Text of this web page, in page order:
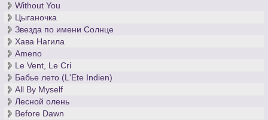
Without You
Цыганочка
Звезда по имени Солнце
Хава Нагила
Ameno
Le Vent, Le Cri
Бабье лето (L'Ete Indien)
All By Myself
Лесной олень
Before Dawn